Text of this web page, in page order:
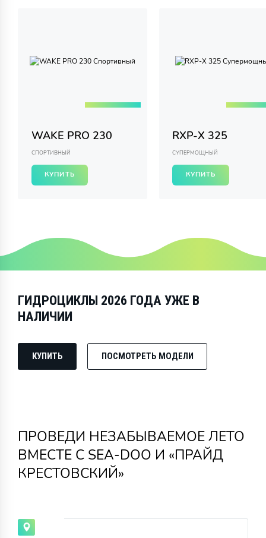
WAKE PRO 230
СПОРТИВНЫЙ
КУПИТЬ
RXP-X 325
СУПЕРМОЩНЫЙ
КУПИТЬ
ГИДРОЦИКЛЫ 2026 ГОДА УЖЕ В
НАЛИЧИИ
КУПИТЬ ПОСМОТРЕТЬ МОДЕЛИ
ПРОВЕДИ НЕЗАБЫВАЕМОЕ ЛЕТО
ВМЕСТЕ С SEA-DOO И «ПРАЙД
КРЕСТОВСКИЙ»